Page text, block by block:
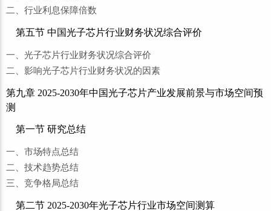
二、行业利息保障倍数
第五节 中国光子芯片行业财务状况综合评价
一、光子芯片行业财务状况综合评价
二、影响光子芯片行业财务状况的因素
第九章 2025-2030年中国光子芯片产业发展前景与市场空间预
测
第一节 研究总结
一、市场特点总结
二、技术趋势总结
三、竞争格局总结
第二节 2025-2030年光子芯片行业市场空间测算